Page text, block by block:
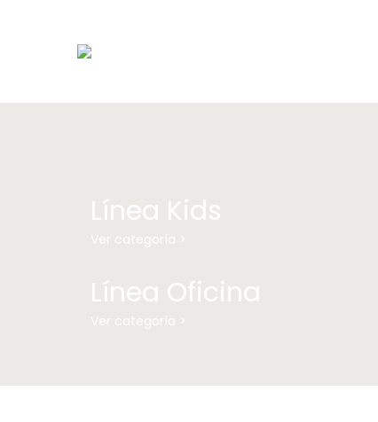
Línea Kids
Ver categoría >
Línea Oficina
Ver categoría >